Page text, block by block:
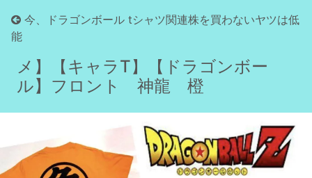
今、ドラゴンボール tシャツ関連株を買わないヤツは低
能
【沖縄から発送】【公式】【アニ
メ】【キャラT】【ドラゴンボー
ル】フロント 神龍 橙